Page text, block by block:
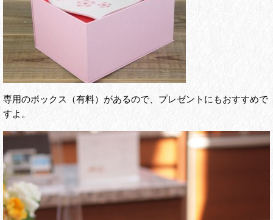
専用のボックス（有料）があるので、プレゼントにもおすすめで
すよ。